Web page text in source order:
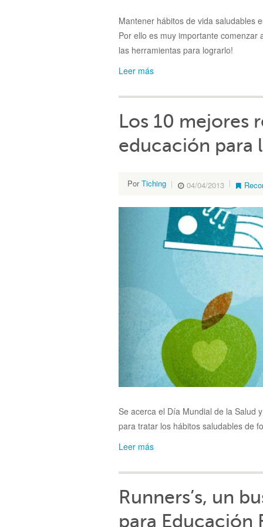
Mantener hábitos de vida saludables
Por ello es muy importante comenzar
las herramientas para lograrlo!
Leer más
Los 10 mejores
educación para
PorTiching 04/04/2013
Se acerca el Día Mundial de la Salud
para tratar los hábitos saludables de
Leer más
Runners’s, un
para Educación